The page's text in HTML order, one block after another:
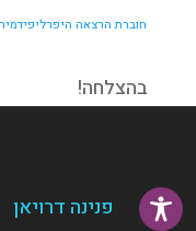
בהצלחה!
פנינה דרויאן